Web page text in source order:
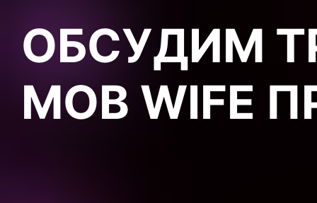
ОБСУДИМ
MOB WIFE